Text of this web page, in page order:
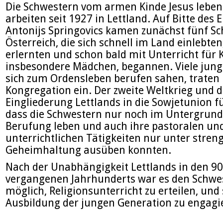
Die Schwestern vom armen Kinde Jesus
arbeiten seit 1927 in Lettland. Auf Bitte des
Antonijs Springovics kamen zunächst fünf
Österreich, die sich schnell im Land
erlernten und schon bald mit Unterricht für
insbesondere Mädchen, begannen. Viele
sich zum Ordensleben berufen sahen, traten
Kongregation ein. Der zweite Weltkrieg und
Eingliederung Lettlands in die Sowjetunion
dass die Schwestern nur noch im
Berufung leben und auch ihre pastoralen
unterrichtlichen Tätigkeiten nur unter
Geheimhaltung ausüben konnten.
Nach der Unabhängigkeit Lettlands in den
vergangenen Jahrhunderts war es den
möglich, Religionsunterricht zu erteilen, und
Ausbildung der jungen Generation zu